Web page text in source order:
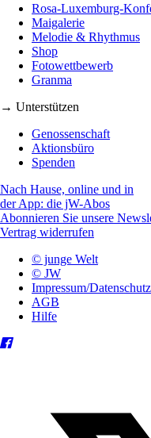
Rosa-Luxemburg-
Maigalerie
Melodie & Rhythmus
Shop
Fotowettbewerb
Granma
→ Unterstützen
Genossenschaft
Aktionsbüro
Spenden
Nach Hause, online und in
der App: die jW-Abos
Abonnieren Sie unsere
Vertrag widerrufen
© junge Welt
© JW
Impressum/Datenschutz
AGB
Hilfe